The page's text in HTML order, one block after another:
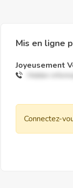
Mis en ligne
Joyeusement
Connectez-